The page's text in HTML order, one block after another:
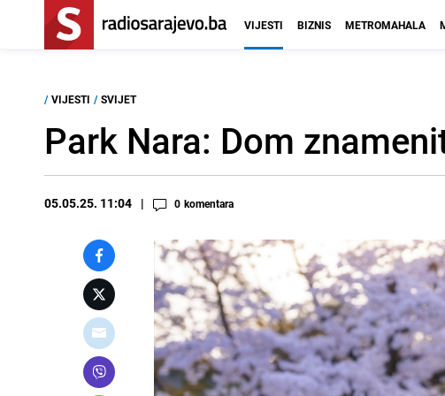
VIJESTI BIZNIS METROMAHALA
/ VIJESTI / SVIJET
Park Nara: Dom
05.05.25. 11:04 0 komentara